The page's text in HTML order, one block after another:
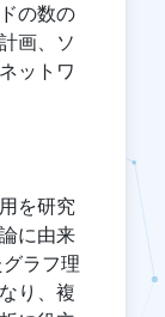
の数の
画、ソ
ットワ
を研究
に由来
ラフ理
り、複